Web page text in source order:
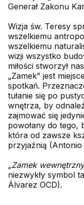
Generał Zakonu
Wizja św. Teresy
wszelkiemu
wszelkiemu
wizji wszystko
miłości stworzył
„Zamek” jest
spotkań.
tułanie się po
wnętrza, by
zajmować się
powołany do tego,
która od zawsze
przyjaźnią (Antonio
„Zamek
niezwykły symbol
Álvarez OCD).